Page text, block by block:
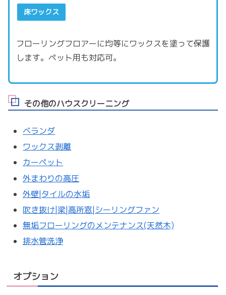
床ワックス
フローリングフロアーに均等にワックスを塗って保護
します。ペット用も対応可。
その他のハウスクリーニング
ベランダ
ワックス剥離
カーペット
外まわりの高圧
外壁|タイルの水垢
吹き抜け|梁|高所窓|シーリングファン
無垢フローリングのメンテナンス(天然木)
排水管洗浄
オプション